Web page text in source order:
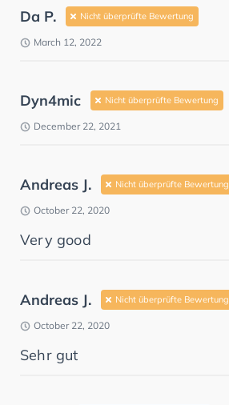
Da P. Nicht überprüfte Bewertung
March 12, 2022
Dyn4mic Nicht überprüfte Bewertung
December 22, 2021
Andreas J. Nicht überprüfte Bewertung
October 22, 2020
Very good
Andreas J. Nicht überprüfte Bewertung
October 22, 2020
Sehr gut